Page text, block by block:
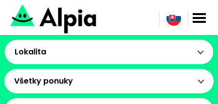
Lokalita
Všetky ponuky